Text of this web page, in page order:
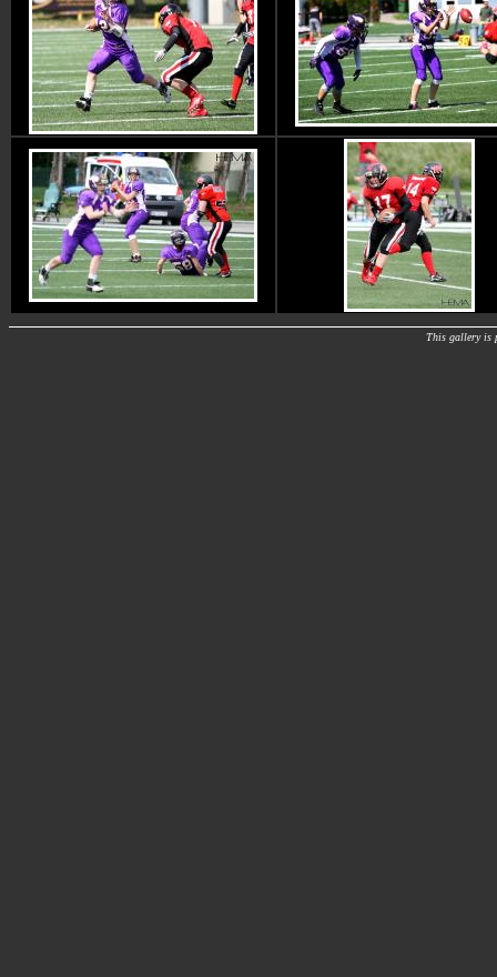
This gallery is